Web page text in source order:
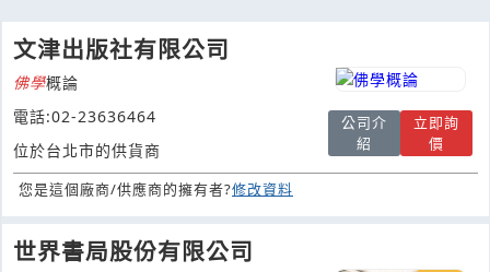
文津出版社有限公司
佛學概論
電話:02-23636464
位於台北市的供貨商
公司介
紹
立即詢
價
您是這個廠商/供應商的擁有者?修改資料
世界書局股份有限公司